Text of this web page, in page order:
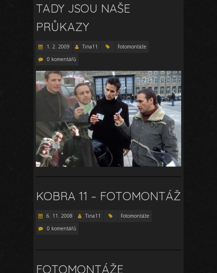
TADY JSOU NAŠE
PRŮKAZY
1. 2. 2009 Tina11
Fotomontáže
0 komentářů
KOBRA 11 – FOTOMONTÁŽ
6. 11. 2008 Tina11
Fotomontáže
0 komentářů
FOTOMONTÁŽE